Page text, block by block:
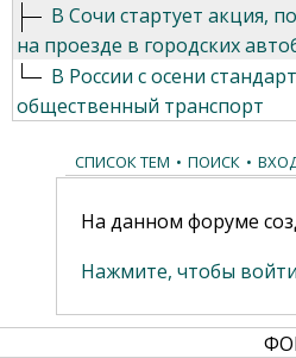
В Сочи стартует акция,
на проезде в городских
В России с осени
общественный транспорт
СПИСОК ТЕМ • ПОИСК •
На данном форуме
Нажмите, чтобы войти